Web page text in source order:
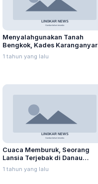
Menyalahgunakan Tanah
Bengkok, Kades Karanganyar
Ditangkap Kejari
1 tahun yang lalu
Cuaca Memburuk, Seorang
Lansia Terjebak di Danau
Rawapening Saat Mencari
Enceng Gondok
1 tahun yang lalu